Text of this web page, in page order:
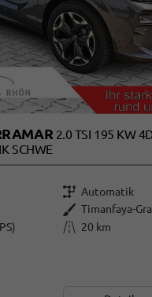
2.0 TSI 195 KW
SCHWE
Automatik
Timanfaya-
20 km